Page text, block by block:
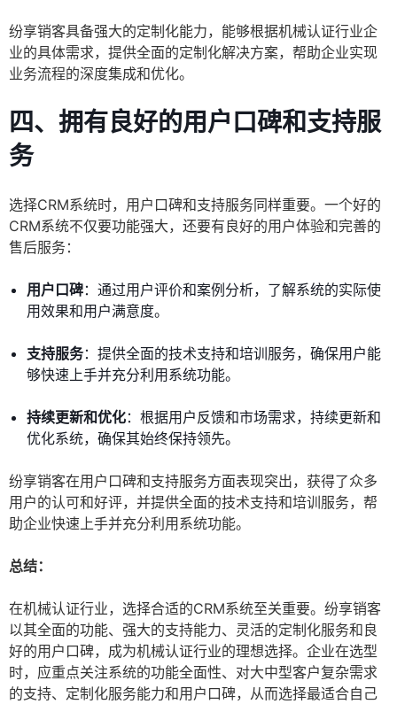
纷享销客具备强大的定制化能力，能够根据机械认证行业企
业的具体需求，提供全面的定制化解决方案，帮助企业实现
业务流程的深度集成和优化。
四、拥有良好的用户口碑和支持服
务
选择CRM系统时，用户口碑和支持服务同样重要。一个好的
CRM系统不仅要功能强大，还要有良好的用户体验和完善的
售后服务：
用户口碑：通过用户评价和案例分析，了解系统的实际使
用效果和用户满意度。
支持服务：提供全面的技术支持和培训服务，确保用户能
够快速上手并充分利用系统功能。
持续更新和优化：根据用户反馈和市场需求，持续更新和
优化系统，确保其始终保持领先。
纷享销客在用户口碑和支持服务方面表现突出，获得了众多
用户的认可和好评，并提供全面的技术支持和培训服务，帮
助企业快速上手并充分利用系统功能。
总结：
在机械认证行业，选择合适的CRM系统至关重要。纷享销客
以其全面的功能、强大的支持能力、灵活的定制化服务和良
好的用户口碑，成为机械认证行业的理想选择。企业在选型
时，应重点关注系统的功能全面性、对大中型客户复杂需求
的支持、定制化服务能力和用户口碑，从而选择最适合自己